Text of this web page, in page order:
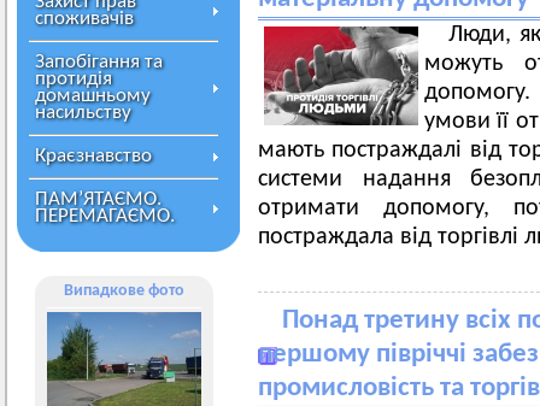
споживачів
Запобігання та
протидія
домашньому
насильству
Краєзнавство
ПАМ’ЯТАЄМО.
ПЕРЕМАГАЄМО.
Випадкове фото
Люди,
можуть
умови її
мають постраждалі від
системи надання
отримати допомогу,
постраждала від торгівлі
Понад третину всіх
першому півріччі
промисловість та